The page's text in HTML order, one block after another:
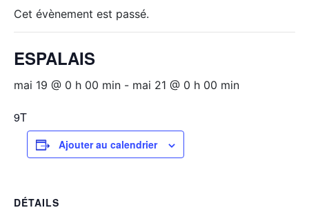
Cet évènement est passé.
ESPALAIS
mai 19 @ 0 h 00 min - mai 21 @ 0 h 00 min
9T
Ajouter au calendrier
DÉTAILS